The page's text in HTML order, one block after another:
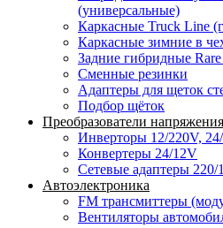
(универсальные)
Каркасные Truck Line
Каркасные зимние в
Задние гибридные
Сменные резинки
Адаптеры для щеток
Подбор щёток
Преобразователи напряжения
Инверторы 12/220V,
Конвертеры 24/12V
Сетевые адаптеры 220/
Автоэлектроника
FM трансмиттеры
Вентиляторы